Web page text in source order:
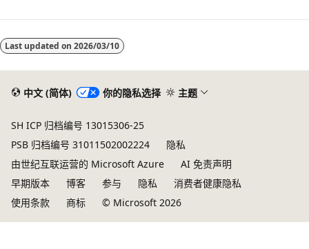
Last updated on 2026/03/10
中文 (简体) 你的隐私选择 主题
SH ICP 归档编号 13015306-25
PSB 归档编号 31011502002224
隐私
由世纪互联运营的 Microsoft Azure
AI 免责声明
早期版本
博客 参与 隐私
消费者健康隐私
使用条款
商标 © Microsoft 2026